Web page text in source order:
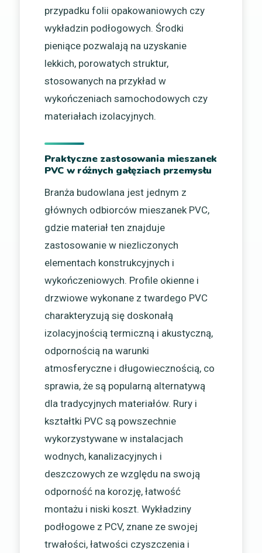
przypadku folii opakowaniowych czy
wykładzin podłogowych. Środki
pieniące pozwalają na uzyskanie
lekkich, porowatych struktur,
stosowanych na przykład w
wykończeniach samochodowych czy
materiałach izolacyjnych.
Praktyczne zastosowania mieszanek
PVC w różnych gałęziach przemysłu
Branża budowlana jest jednym z
głównych odbiorców mieszanek PVC,
gdzie materiał ten znajduje
zastosowanie w niezliczonych
elementach konstrukcyjnych i
wykończeniowych. Profile okienne i
drzwiowe wykonane z twardego PVC
charakteryzują się doskonałą
izolacyjnością termiczną i akustyczną,
odpornością na warunki
atmosferyczne i długowiecznością, co
sprawia, że są popularną alternatywą
dla tradycyjnych materiałów. Rury i
kształtki PVC są powszechnie
wykorzystywane w instalacjach
wodnych, kanalizacyjnych i
deszczowych ze względu na swoją
odporność na korozję, łatwość
montażu i niski koszt. Wykładziny
podłogowe z PCV, znane ze swojej
trwałości, łatwości czyszczenia i